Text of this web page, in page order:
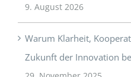
9. August 2026
Warum Klarheit,
Zukunft der Innovation